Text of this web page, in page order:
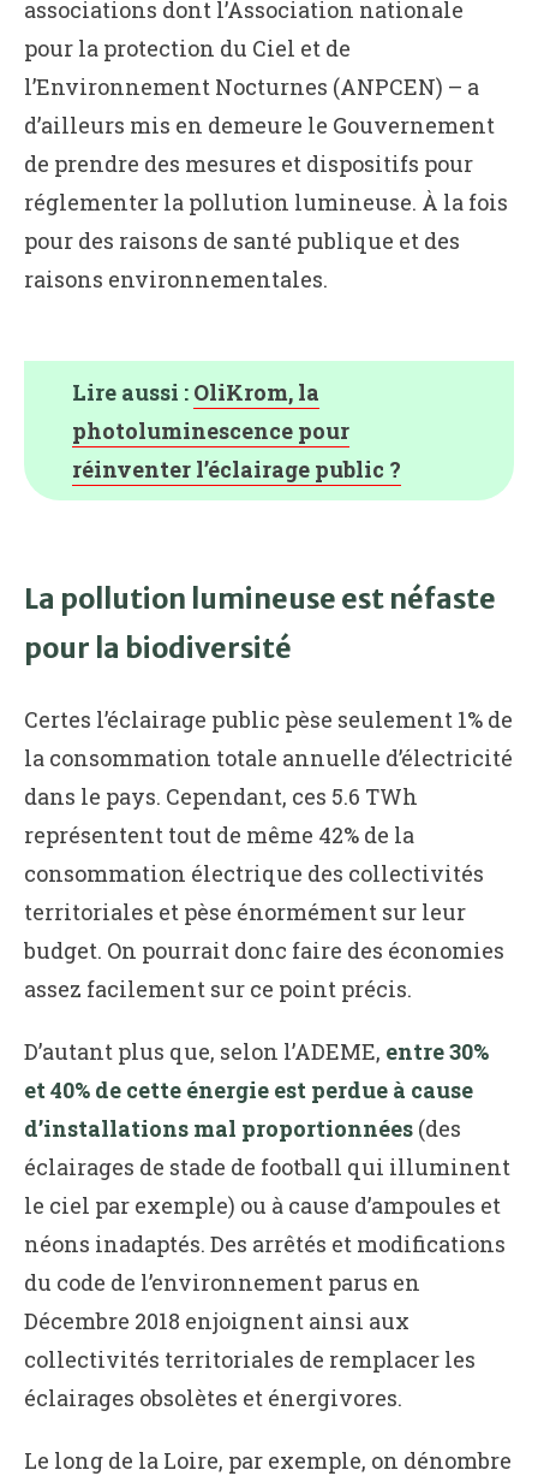
associations dont l’Association nationale
pour la protection du Ciel et de
l’Environnement Nocturnes (ANPCEN) – a
d’ailleurs mis en demeure le Gouvernement
de prendre des mesures et dispositifs pour
réglementer la pollution lumineuse. À la fois
pour des raisons de santé publique et des
raisons environnementales.
Lire aussi : OliKrom, la
photoluminescence pour
réinventer l’éclairage public ?
La pollution lumineuse est néfaste
pour la biodiversité
Certes l’éclairage public pèse seulement 1% de
la consommation totale annuelle d’électricité
dans le pays. Cependant, ces 5.6 TWh
représentent tout de même 42% de la
consommation électrique des collectivités
territoriales et pèse énormément sur leur
budget. On pourrait donc faire des économies
assez facilement sur ce point précis.
D’autant plus que, selon l’ADEME, entre 30%
et 40% de cette énergie est perdue à cause
d’installations mal proportionnées (des
éclairages de stade de football qui illuminent
le ciel par exemple) ou à cause d’ampoules et
néons inadaptés. Des arrêtés et modifications
du code de l’environnement parus en
Décembre 2018 enjoignent ainsi aux
collectivités territoriales de remplacer les
éclairages obsolètes et énergivores.
Le long de la Loire, par exemple, on dénombre